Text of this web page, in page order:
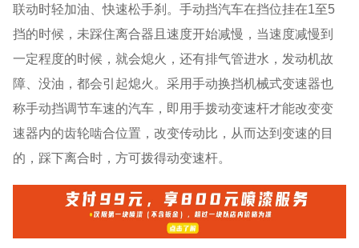
联动时轻加油、快速松手刹。手动挡汽车在挡位挂在1至5
挡的时候，未踩住离合器且速度开始减慢，当速度减慢到
一定程度的时候，就会熄火，还有排气管进水，发动机故
障、没油，都会引起熄火。采用手动换挡机械式变速器也
称手动挡调节车速的汽车，即用手拨动变速杆才能改变变
速器内的齿轮啮合位置，改变传动比，从而达到变速的目
的，踩下离合时，方可拨得动变速杆。